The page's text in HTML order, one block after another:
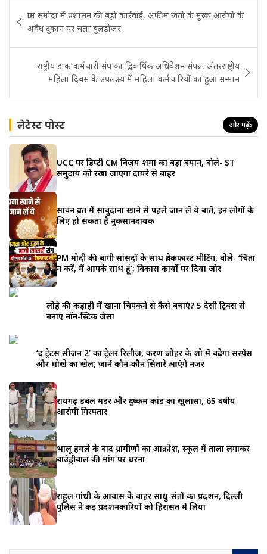
navigation
ग्राम समोदा में प्रशासन की बड़ी कार्रवाई, अफीम खेती के मुख्य आरोपी के
अवैध दुकान पर चला बुलडोजर
राष्ट्रीय डाक कर्मचारी संघ का द्विवार्षिक अधिवेशन संपन्न, अंतरराष्ट्रीय
महिला दिवस के उपलक्ष्य में महिला कर्मचारियों का हुआ सम्मान
लेटेस्ट पोस्ट और पढ़ें›
UCC पर डिप्टी CM विजय शर्मा का बड़ा बयान, बोले- ST
समुदाय को रखा जाएगा दायरे से बाहर
सावन व्रत में साबुदाना खाने से पहले जान लें ये बातें, इन लोगों के
लिए हो सकता है नुकसानदायक
PM मोदी की बागी सांसदों के साथ ब्रेकफास्ट मीटिंग, बोले- ‘चिंता
न करें, मैं आपके साथ हूं’; विकास कार्यों पर दिया जोर
लोहे की कड़ाही में खाना चिपकने से कैसे बचाएं? 5 देसी ट्रिक्स से
बनाएं नॉन-स्टिक जैसा
‘द ट्रेटर्स सीजन 2’ का ट्रेलर रिलीज, करण जौहर के शो में बढ़ेगा सस्पेंस
और धोखे का खेल; जानें कौन-कौन सितारे आएंगे नजर
रायगढ़ डबल मर्डर और दुष्कर्म कांड का खुलासा, 65 वर्षीय
आरोपी गिरफ्तार
भालू हमले के बाद ग्रामीणों का आक्रोश, स्कूल में ताला लगाकर
बाउंड्रीवाल की मांग पर धरना
राहुल गांधी के आवास के बाहर साधु-संतों का प्रदर्शन, दिल्ली
पुलिस ने कई प्रदर्शनकारियों को हिरासत में लिया